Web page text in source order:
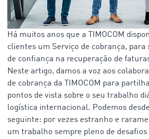
Há muitos anos que a TIMOCOM
clientes um Serviço de cobrança, para
de confiança na recuperação de
Neste artigo, damos a voz aos
de cobrança da TIMOCOM para
pontos de vista sobre o seu trabalho
logística internacional. Podemos
seguinte: por vezes estranho e
um trabalho sempre pleno de